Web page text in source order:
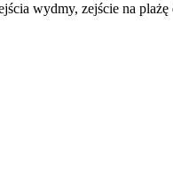
wydmy, zejście na